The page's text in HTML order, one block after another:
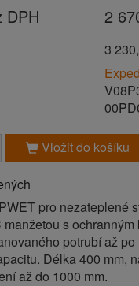
DPH 2
3
Vložit do košíku
pro nezateplené
s ochranným
potrubí až
Délka 400 mm,
až do 1000 mm.